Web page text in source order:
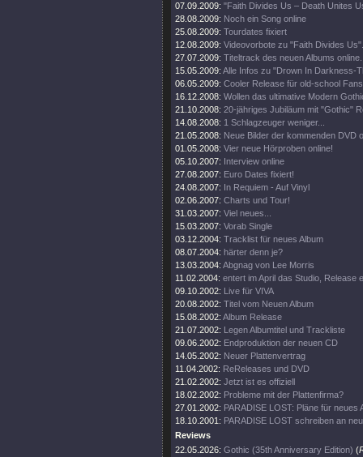
07.09.2009: "Faith Divides Us – Death Unites
28.08.2009: Noch ein Song online
25.08.2009: Tourdates fixiert
12.08.2009: Videovorbote zu "Faith Divides Us".
27.07.2009: Titeltrack des neuen Albums online.
15.05.2009: Alle Infos zu "Drown In Darkness-
06.05.2009: Cooler Release für old-school
16.12.2008: Wollen das ultimative Modern
21.10.2008: 20-jähriges Jubiläum mit "Gothic"
14.08.2008: 1 Schlagzeuger weniger...
21.05.2008: Neue Bilder der kommenden DVD
01.05.2008: Vier neue Hörproben online!
05.10.2007: Interview online
27.08.2007: Euro Dates fixiert!
24.08.2007: In Requiem - Auf Vinyl
02.06.2007: Charts und Tour!
31.03.2007: Viel neues...
15.03.2007: Vorab Single
03.12.2004: Tracklist für neues Album
08.07.2004: härter denn je?
13.03.2004: Abgnag von Lee Morris
11.02.2004: entert im April das Studio, Release
09.10.2002: Live für VIVA
20.08.2002: Titel vom Neuen Album
15.08.2002: Album Release
21.07.2002: Legen Albumtitel und Trackliste
09.06.2002: Endproduktion der neuen CD
14.05.2002: Neuer Plattenvertrag
11.04.2002: ReReleases und DVD
21.02.2002: Jetzt ist es offiziell
18.02.2002: Probleme mit der Plattenfirma?
27.01.2002: PARADISE LOST: Pläne für neues
18.10.2001: PARADISE LOST schreiben an
Reviews
22.05.2026: Gothic (35th Anniversary Edition) (